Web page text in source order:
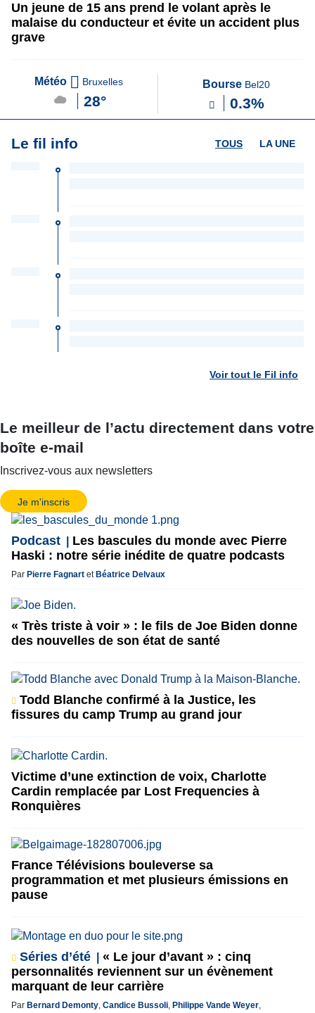
Un jeune de 15 ans prend le volant après le
malaise du conducteur et évite un accident plus
grave
Météo Bruxelles
28°
Bourse Bel20
0.3%
Le fil info LA UNE
TOUS
Voir tout le Fil info
Le meilleur de l’actu directement dans votre
boîte e-mail
Inscrivez-vous aux newsletters
Je m'inscris
Podcast
Les bascules du monde avec Pierre
Haski : notre série inédite de quatre podcasts
Par Pierre Fagnart et Béatrice Delvaux
« Très triste à voir » : le fils de Joe Biden donne
des nouvelles de son état de santé
Todd Blanche confirmé à la Justice, les
fissures du camp Trump au grand jour
Victime d’une extinction de voix, Charlotte
Cardin remplacée par Lost Frequencies à
Ronquières
France Télévisions bouleverse sa
programmation et met plusieurs émissions en
pause
Séries d’été
« Le jour d’avant » : cinq
personnalités reviennent sur un évènement
marquant de leur carrière
Par Bernard Demonty, Candice Bussoli, Philippe Vande Weyer,